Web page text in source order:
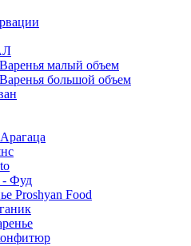
Варенья малый объем
Варенья большой объем
- Фуд
Proshyan Food